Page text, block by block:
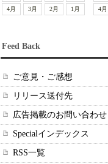
4月
3月 2月 1月
4月
Feed Back
ご意見・ご感想
リリース送付先
広告掲載のお問い合わせ
Specialインデックス
RSS一覧